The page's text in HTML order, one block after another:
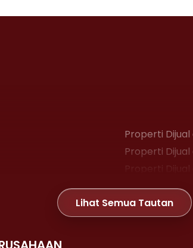
Properti Dijual
Properti Dijual
Properti Dijual
Properti Dijual
Lihat Semua Tautan